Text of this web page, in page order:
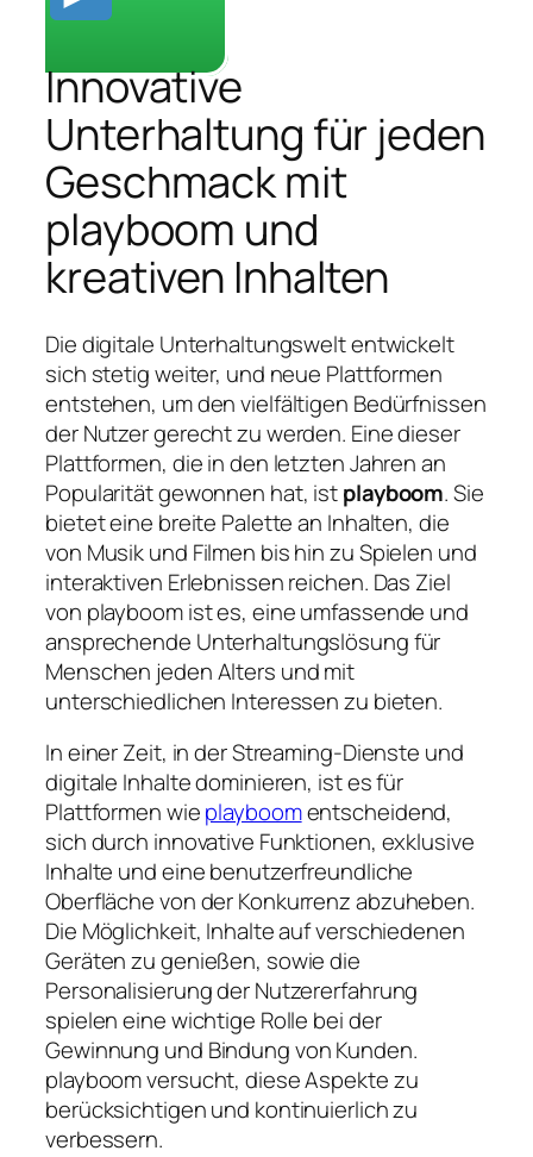
Innovative
Unterhaltung für jeden
Geschmack mit
playboom und
kreativen Inhalten
Die digitale Unterhaltungswelt entwickelt
sich stetig weiter, und neue Plattformen
entstehen, um den vielfältigen Bedürfnissen
der Nutzer gerecht zu werden. Eine dieser
Plattformen, die in den letzten Jahren an
Popularität gewonnen hat, istplayboom. Sie
bietet eine breite Palette an Inhalten, die
von Musik und Filmen bis hin zu Spielen und
interaktiven Erlebnissen reichen. Das Ziel
von playboom ist es, eine umfassende und
ansprechende Unterhaltungslösung für
Menschen jeden Alters und mit
unterschiedlichen Interessen zu bieten.
In einer Zeit, in der Streaming-Dienste und
digitale Inhalte dominieren, ist es für
Plattformen wieplayboomentscheidend,
sich durch innovative Funktionen, exklusive
Inhalte und eine benutzerfreundliche
Oberfläche von der Konkurrenz abzuheben.
Die Möglichkeit, Inhalte auf verschiedenen
Geräten zu genießen, sowie die
Personalisierung der Nutzererfahrung
spielen eine wichtige Rolle bei der
Gewinnung und Bindung von Kunden.
playboom versucht, diese Aspekte zu
berücksichtigen und kontinuierlich zu
verbessern.